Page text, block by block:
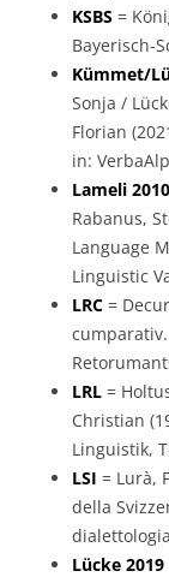
KSBS =
Bayerisch-
Kümmet/
Sonja /
Florian
in:
Lameli 2010
Rabanus,
Language
Linguistic
LRC =
LRL =
Christian
Linguistik,
LSI = Lurà,
della
Lücke 2019